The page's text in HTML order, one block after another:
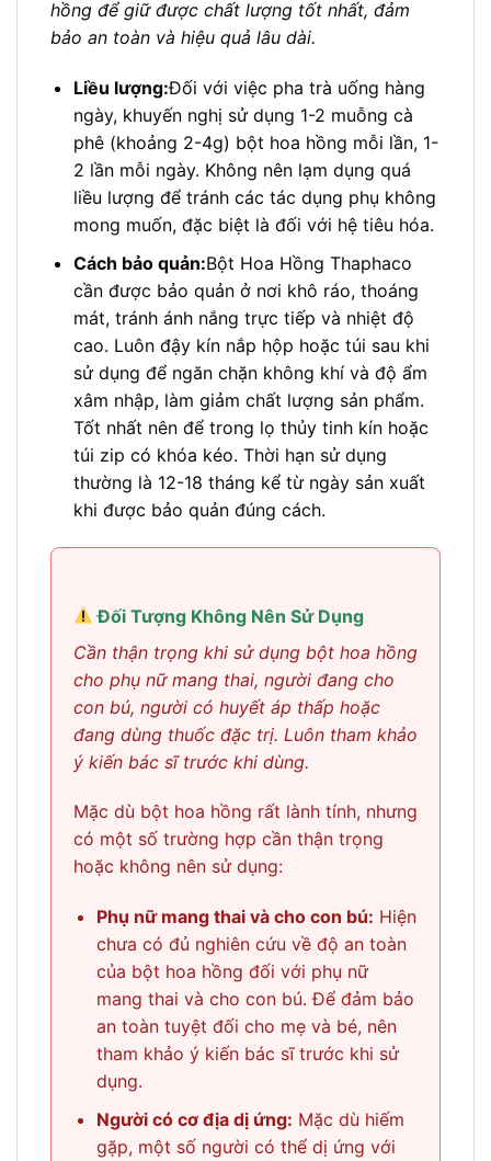
hồng để giữ được chất lượng tốt nhất, đảm
bảo an toàn và hiệu quả lâu dài.
Liều lượng:Đối với việc pha trà uống hàng
ngày, khuyến nghị sử dụng 1-2 muỗng cà
phê (khoảng 2-4g) bột hoa hồng mỗi lần, 1-
2 lần mỗi ngày. Không nên lạm dụng quá
liều lượng để tránh các tác dụng phụ không
mong muốn, đặc biệt là đối với hệ tiêu hóa.
Cách bảo quản:Bột Hoa Hồng Thaphaco
cần được bảo quản ở nơi khô ráo, thoáng
mát, tránh ánh nắng trực tiếp và nhiệt độ
cao. Luôn đậy kín nắp hộp hoặc túi sau khi
sử dụng để ngăn chặn không khí và độ ẩm
xâm nhập, làm giảm chất lượng sản phẩm.
Tốt nhất nên để trong lọ thủy tinh kín hoặc
túi zip có khóa kéo. Thời hạn sử dụng
thường là 12-18 tháng kể từ ngày sản xuất
khi được bảo quản đúng cách.
Đối Tượng Không Nên Sử Dụng
Cần thận trọng khi sử dụng bột hoa hồng
cho phụ nữ mang thai, người đang cho
con bú, người có huyết áp thấp hoặc
đang dùng thuốc đặc trị. Luôn tham khảo
ý kiến bác sĩ trước khi dùng.
Mặc dù bột hoa hồng rất lành tính, nhưng
có một số trường hợp cần thận trọng
hoặc không nên sử dụng:
Phụ nữ mang thai và cho con bú: Hiện
chưa có đủ nghiên cứu về độ an toàn
của bột hoa hồng đối với phụ nữ
mang thai và cho con bú. Để đảm bảo
an toàn tuyệt đối cho mẹ và bé, nên
tham khảo ý kiến bác sĩ trước khi sử
dụng.
Người có cơ địa dị ứng: Mặc dù hiếm
gặp, một số người có thể dị ứng với